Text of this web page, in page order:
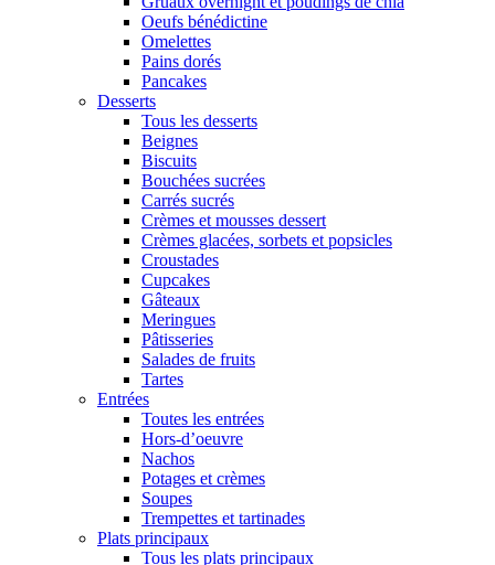
Oeufs bénédictine
Omelettes
Pains dorés
Pancakes
Desserts
Tous les desserts
Beignes
Biscuits
Bouchées sucrées
Carrés sucrés
Crèmes et mousses dessert
Crèmes glacées, sorbets et popsicles
Croustades
Cupcakes
Gâteaux
Meringues
Pâtisseries
Salades de fruits
Tartes
Entrées
Toutes les entrées
Hors-d’oeuvre
Nachos
Potages et crèmes
Soupes
Trempettes et tartinades
Plats principaux
Tous les plats principaux